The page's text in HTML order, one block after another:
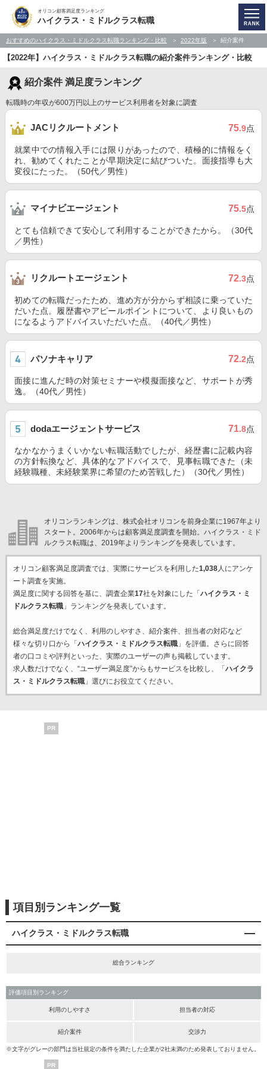
オリコン顧客満足度ランキング
ハイクラス・ミドルクラス転職
おすすめのハイクラス・ミドルクラス転職ランキング・比較 2022年版 紹介案件
【2022年】ハイクラス・ミドルクラス転職の紹介案件ランキング・比較
紹介案件 満足度ランキング
転職時の年収が600万円以上のサービス利用者を対象に調査
JACリクルートメント 75.9点
就業中での情報入手には限りがあったので、積極的に情報をく
れ、勧めてくれたことが早期決定に結びついた。面接指導も大
変役にたった。（50代／男性）
マイナビエージェント 75.5点
とても信頼できて安心して利用することができたから。（30代
／男性）
リクルートエージェント 72.3点
初めての転職だったため、進め方が分からず相談に乗っていた
だいた点。履歴書やアピールポイントについて、より良いもの
になるようアドバイスいただいた点。（40代／男性）
パソナキャリア 72.2点
面接に進んだ時の対策セミナーや模擬面接など、サポートが秀
逸。（40代／男性）
dodaエージェントサービス 71.8点
なかなかうまくいかない転職活動でしたが、経歴書に記載内容
の方針転換など、具体的なアドバイスで、見事転職できた（未
経験職種、未経験業界に希望のため苦戦した）（30代／男性）
オリコンランキングは、株式会社オリコンを前身企業に1967年より
スタート。2006年からは顧客満足度調査を開始。ハイクラス・ミド
ルクラス転職は、2019年よりランキングを発表しています。
オリコン顧客満足度調査では、実際にサービスを利用した1,038人にアンケ
ート調査を実施。
満足度に関する回答を基に、調査企業17社を対象にした「 ハイクラス・ミ
ドルクラス転職」ランキングを発表しています。
総合満足度だけでなく、利用のしやすさ、紹介案件、担当者の対応など
様々な切り口から「 ハイクラス・ミドルクラス転職」を評価。さらに回答
者の口コミや評判といった、実際のユーザーの声も掲載しています。
求人数だけでなく、“ユーザー満足度”からもサービスを比較し、「 ハイクラ
ス・ミドルクラス転職」選びにお役立てください。
PR
項目別ランキング一覧
ハイクラス・ミドルクラス転職
総合ランキング
評価項目別ランキング
利用のしやすさ 担当者の対応
紹介案件 交渉力
※文字がグレーの部門は当社規定の条件を満たした企業が2社未満のため発表しておりません。
PR